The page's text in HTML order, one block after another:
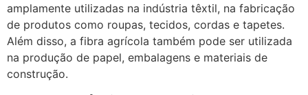
amplamente utilizadas na indústria têxtil, na fabricação
de produtos como roupas, tecidos, cordas e tapetes.
Além disso, a fibra agrícola também pode ser utilizada
na produção de papel, embalagens e materiais de
construção.